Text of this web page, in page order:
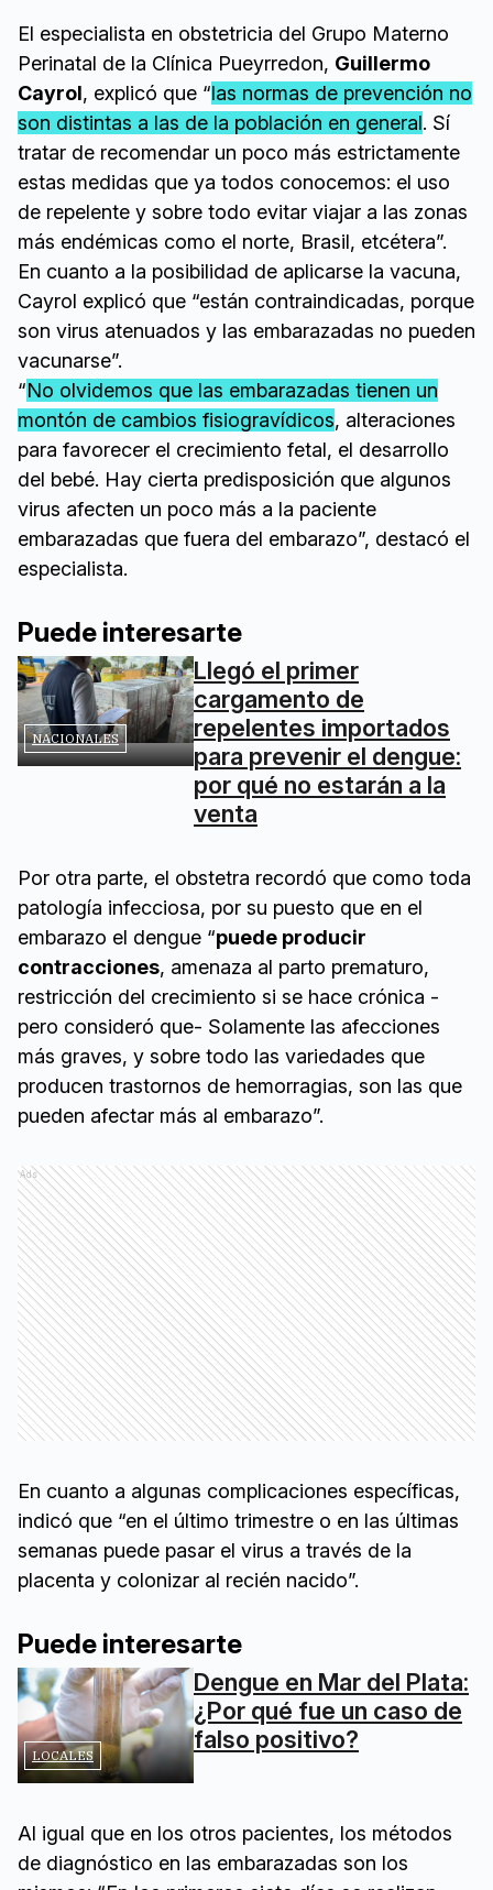
El especialista en obstetricia del Grupo Materno
Perinatal de la Clínica Pueyrredon, Guillermo
Cayrol, explicó que “las normas de prevención no
son distintas a las de la población en general. Sí
tratar de recomendar un poco más estrictamente
estas medidas que ya todos conocemos: el uso
de repelente y sobre todo evitar viajar a las zonas
más endémicas como el norte, Brasil, etcétera”.
En cuanto a la posibilidad de aplicarse la vacuna,
Cayrol explicó que “están contraindicadas, porque
son virus atenuados y las embarazadas no pueden
vacunarse”.
“No olvidemos que las embarazadas tienen un
montón de cambios fisiogravídicos, alteraciones
para favorecer el crecimiento fetal, el desarrollo
del bebé. Hay cierta predisposición que algunos
virus afecten un poco más a la paciente
embarazadas que fuera del embarazo”, destacó el
especialista.
Puede interesarte
NACIONALES
Llegó el primer
cargamento de
repelentes importados
para prevenir el dengue:
por qué no estarán a la
venta
Por otra parte, el obstetra recordó que como toda
patología infecciosa, por su puesto que en el
embarazo el dengue “puede producir
contracciones, amenaza al parto prematuro,
restricción del crecimiento si se hace crónica -
pero consideró que- Solamente las afecciones
más graves, y sobre todo las variedades que
producen trastornos de hemorragias, son las que
pueden afectar más al embarazo”.
Ads
En cuanto a algunas complicaciones específicas,
indicó que “en el último trimestre o en las últimas
semanas puede pasar el virus a través de la
placenta y colonizar al recién nacido”.
Puede interesarte
LOCALES
Dengue en Mar del Plata:
¿Por qué fue un caso de
falso positivo?
Al igual que en los otros pacientes, los métodos
de diagnóstico en las embarazadas son los